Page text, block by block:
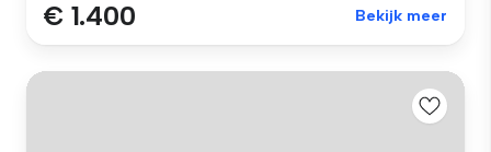
€ 1.400 Bekijk meer